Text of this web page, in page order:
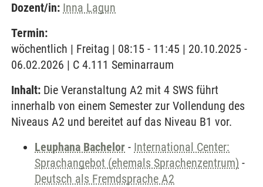
Dozent/in: Inna Lagun
Termin:
wöchentlich | Freitag | 08:15 - 11:45 | 20.10.2025 -
06.02.2026 | C 4.111 Seminarraum
Inhalt: Die Veranstaltung A2 mit 4 SWS führt
innerhalb von einem Semester zur Vollendung des
Niveaus A2 und bereitet auf das Niveau B1 vor.
Leuphana Bachelor - International Center:
Sprachangebot (ehemals Sprachenzentrum) -
Deutsch als Fremdsprache A2